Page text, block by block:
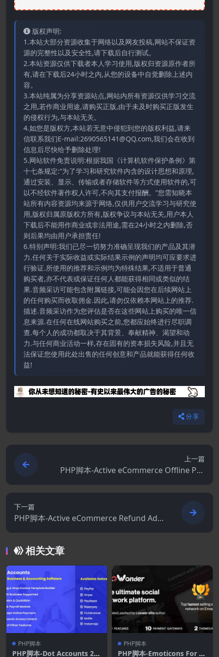
版权声明:
1.本站大部分资源收集于网络以及网友投稿,网站不保证资
源的完整性以及安全性,请下载后自行测试。
2.本站资源仅供下载者本人学习使用,版权归资源原作者所
有,请在下载后24小时之内,从您的设备中自觉删除上述内
容。
3.本站纯属为分享资源站点,网站内所有资源仅供学习交流
之用,若作商业用途,请购买正版,由于未及时购买正版发生
的侵权行为,与本站无关。
4.如您是版权方,本站若无意中侵犯到您的版权利益,请来
信联系我们E-mail:2690565141@QQ.com,我们会在收到
信息后尽快给予删除处理!
5.网站软件免责说明:根据我国《计算机软件保护条例》第
十七条规定:“为了学习和研究软件内含的设计思想和原理,
通过安装、显示、传输或者存储软件等方式使用软件的,可
以不经软件著作权人许可,不向其支付报酬。”您需知晓本
站所有内容资源均来源于网络,仅供用户交流学习与研究使
用,版权归属原版权方所有,版权争议与本站无关,用户本人
下载后不能用作商业或非法用途,需在24小时之内删除,否
则后果均由用户承担责任!
6.特别声明:我们已尽一切努力准确呈现我们的产品及其潜
力.任何关于实际收益或实际结果示例的声明均可应要求进
行验证.所使用的推荐和示例均为特殊结果,不适用于普通
购买者,亦不代表或保证任何人都能获得相同或类似的结
果.音频采访可能包含附属链接,可能会因您在后续网站上
的任何购买而收取佣金.因此,请勿仅依赖本网站上的推荐.
描述.音频采访作为您评估是否在这些网站上购买的唯一信
息来源.在任何在线网站购买之前,您都应始终进行尽职调
查.每个人的成功都取决于其背景、奉献精神、渴望和动
力.与任何商业活动一样,存在固有的资本损失风险,并且无
法保证您使用此处出售的任何创意和产品就能获得任何收
益!
分享
上一篇
PHP脚本-Active eCommerce Offline Pay
ment Addon 1.5.0(Active eCommerce CM
S拓展)
下一篇
PHP脚本-Active eCommerce Refund Add
on 1.6.0 (Active eCommerce CMS拓展)
相关文章
PHP脚本
PHP脚本-Dot Accounts 2.7
PHP脚本
PHP脚本-Emoticons For W